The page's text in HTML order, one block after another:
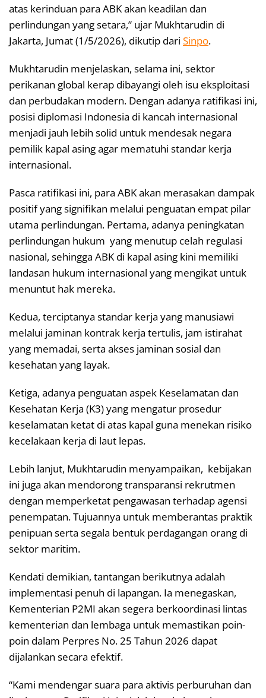
atas kerinduan para ABK akan keadilan dan
perlindungan yang setara,” ujar Mukhtarudin di
Jakarta, Jumat (1/5/2026), dikutip dari Sinpo.
Mukhtarudin menjelaskan, selama ini, sektor
perikanan global kerap dibayangi oleh isu eksploitasi
dan perbudakan modern. Dengan adanya ratifikasi ini,
posisi diplomasi Indonesia di kancah internasional
menjadi jauh lebih solid untuk mendesak negara
pemilik kapal asing agar mematuhi standar kerja
internasional.
Pasca ratifikasi ini, para ABK akan merasakan dampak
positif yang signifikan melalui penguatan empat pilar
utama perlindungan. Pertama, adanya peningkatan
perlindungan hukum yang menutup celah regulasi
nasional, sehingga ABK di kapal asing kini memiliki
landasan hukum internasional yang mengikat untuk
menuntut hak mereka.
Kedua, terciptanya standar kerja yang manusiawi
melalui jaminan kontrak kerja tertulis, jam istirahat
yang memadai, serta akses jaminan sosial dan
kesehatan yang layak.
Ketiga, adanya penguatan aspek Keselamatan dan
Kesehatan Kerja (K3) yang mengatur prosedur
keselamatan ketat di atas kapal guna menekan risiko
kecelakaan kerja di laut lepas.
Lebih lanjut, Mukhtarudin menyampaikan, kebijakan
ini juga akan mendorong transparansi rekrutmen
dengan memperketat pengawasan terhadap agensi
penempatan. Tujuannya untuk memberantas praktik
penipuan serta segala bentuk perdagangan orang di
sektor maritim.
Kendati demikian, tantangan berikutnya adalah
implementasi penuh di lapangan. Ia menegaskan,
Kementerian P2MI akan segera berkoordinasi lintas
kementerian dan lembaga untuk memastikan poin-
poin dalam Perpres No. 25 Tahun 2026 dapat
dijalankan secara efektif.
“Kami mendengar suara para aktivis perburuhan dan